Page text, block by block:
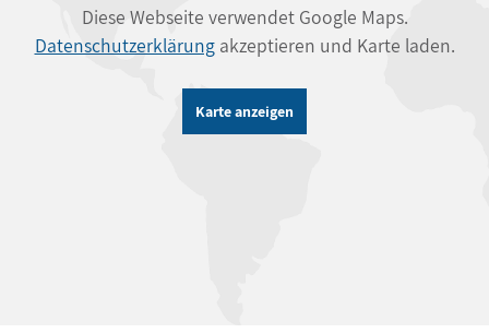
Diese Webseite verwendet Google Maps.
Datenschutzerklärungakzeptieren und Karte laden.
Karte anzeigen